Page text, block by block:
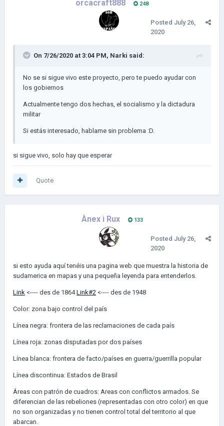
orcacraft888 248
Posted July 26,
2020
On 7/26/2020 at 3:04 PM, Narki said:
No se si sigue vivo este proyecto, pero te puedo ayudar con
los gobiernos
Actualmente tengo dos hechas, el socialismo y la dictadura
militar
Si estás interesado, hablame sin problema :D.
si sigue vivo, solo hay que esperar
Quote
Ànex i Rux 133
Posted July 26,
2020
si esto ayuda aquí tenéis una pagina web que muestra la historia de
sudamerica en mapas y una pequeña leyenda para entenderlos.
Link <---- des de 1864Link#2 <---- des de 1948
Color: zona bajo control del país
Línea negra: frontera de las reclamaciones de cada país
Línea roja: zonas disputadas por dos países
Línea blanca: frontera de facto/países en guerra/guerrilla popular
Línea discontinua: Estados de Brasil
Áreas con patrón de cuadros: Areas con conflictos armados. Se
diferencian de las rebeliones (representadas con otro color) en que
no son organizadas y no tienen control total del territorio al que
abarcan.